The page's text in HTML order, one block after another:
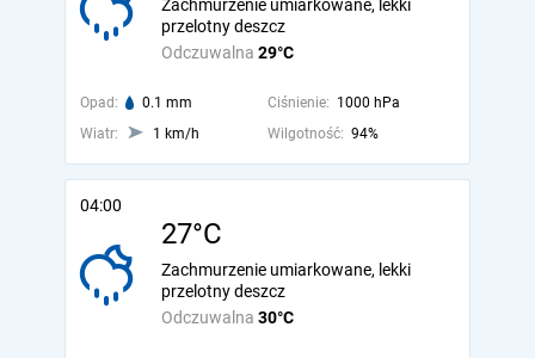
Odczuwalna 29°C
Zachmurzenie umiarkowane, lekki
przelotny deszcz
Opad: 0.1 mm Ciśnienie: 1000 hPa
Wiatr:
1 km/h Wilgotność: 94%
04:00
27°C
Odczuwalna 30°C
Zachmurzenie umiarkowane, lekki
przelotny deszcz